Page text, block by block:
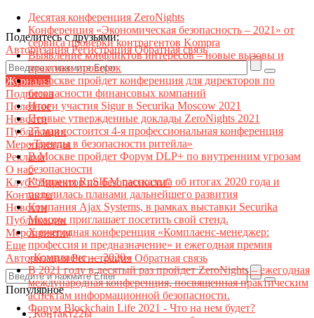
Поделитесь с друзьями:
АвторизацияРегистрацияОбратная связь
Журналы
Подписка
Полезное
Новости
Публикации
Мероприятия
Реклама
О нас
Клуб "Директор по безопасности"
Контакты
Новости
Публикации
Мероприятия
Еще
АвторизацияРегистрация Обратная связь
Популярное
Десятая конференция ZeroNights
Конференция «Экономическая безопасность – 2021» от
сервиса проверки контрагентов Kompra
Выявление конфликтов интересов – новые вызовы и
практики проверок
В Москве пройдет конференция для директоров по
безопасности финансовых компаний
Итоги участия Sigur в Securika Moscow 2021
Первые утвержденные доклады ZeroNights 2021
27 мая состоится 4-я профессиональная конференция
«Тренды в безопасности ритейла»
В Москве пройдет Форум DLP+ по внутренним угрозам
безопасности
Компания RuSIEM рассказала об итогах 2020 года и
поделилась планами дальнейшего развития
Компания Ajax Systems, в рамках выставки Securika
Moscow приглашает посетить свой стенд.
X ежегодная конференция «Комплаенс-менеджер:
профессия и предназначение» и ежегодная премия
«Комплаенс — 2020»
В 2021 году в десятый раз пройдет ZeroNights – ежегодная
международная конференция, посвященная практическим
аспектам информационной безопасности.
Форум Blockchain Life 2021 - Что на нем будет?
Контакт22ы